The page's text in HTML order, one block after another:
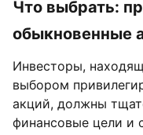
Что выбрать:
обыкновенные
Инвесторы,
выбором
акций, должны
финансовые цели и